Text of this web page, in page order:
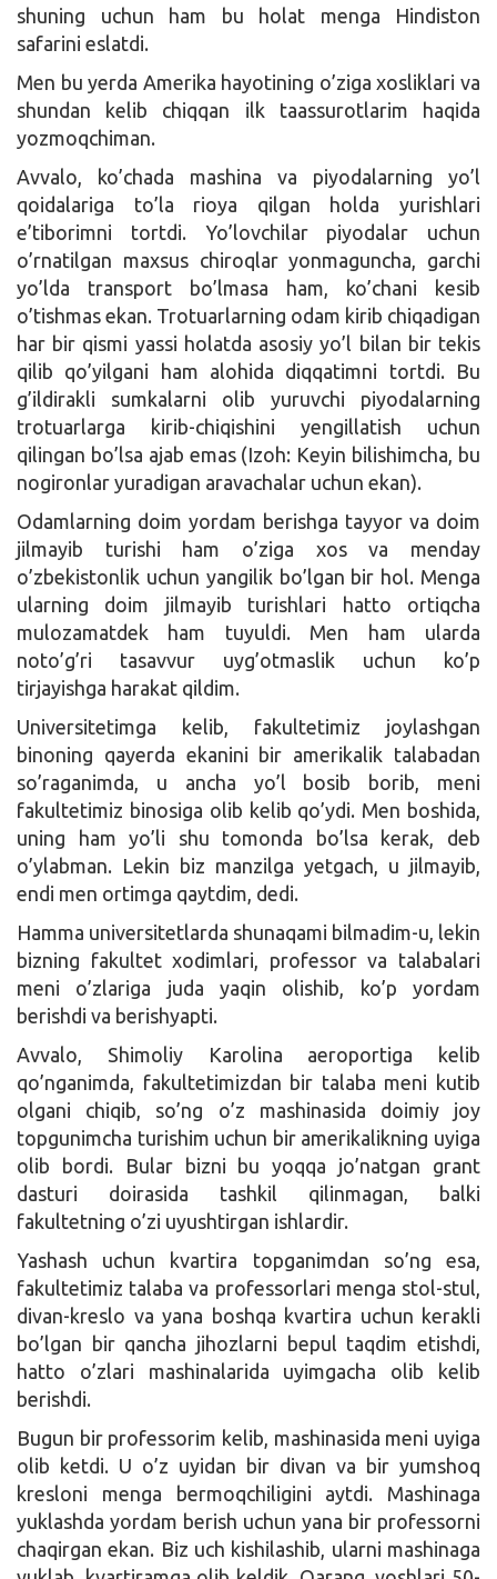
shuning uchun ham bu holat menga Hindiston
safarini eslatdi.
Men bu yerda Amerika hayotining o’ziga xosliklari va
shundan kelib chiqqan ilk taassurotlarim haqida
yozmoqchiman.
Avvalo, ko’chada mashina va piyodalarning yo’l
qoidalariga to’la rioya qilgan holda yurishlari
e’tiborimni tortdi. Yo’lovchilar piyodalar uchun
o’rnatilgan maxsus chiroqlar yonmaguncha, garchi
yo’lda transport bo’lmasa ham, ko’chani kesib
o’tishmas ekan. Trotuarlarning odam kirib chiqadigan
har bir qismi yassi holatda asosiy yo’l bilan bir tekis
qilib qo’yilgani ham alohida diqqatimni tortdi. Bu
g’ildirakli sumkalarni olib yuruvchi piyodalarning
trotuarlarga kirib-chiqishini yengillatish uchun
qilingan bo’lsa ajab emas (Izoh: Keyin bilishimcha, bu
nogironlar yuradigan aravachalar uchun ekan).
Odamlarning doim yordam berishga tayyor va doim
jilmayib turishi ham o’ziga xos va menday
o’zbekistonlik uchun yangilik bo’lgan bir hol. Menga
ularning doim jilmayib turishlari hatto ortiqcha
mulozamatdek ham tuyuldi. Men ham ularda
noto’g’ri tasavvur uyg’otmaslik uchun ko’p
tirjayishga harakat qildim.
Universitetimga kelib, fakultetimiz joylashgan
binoning qayerda ekanini bir amerikalik talabadan
so’raganimda, u ancha yo’l bosib borib, meni
fakultetimiz binosiga olib kelib qo’ydi. Men boshida,
uning ham yo’li shu tomonda bo’lsa kerak, deb
o’ylabman. Lekin biz manzilga yetgach, u jilmayib,
endi men ortimga qaytdim, dedi.
Hamma universitetlarda shunaqami bilmadim-u, lekin
bizning fakultet xodimlari, professor va talabalari
meni o’zlariga juda yaqin olishib, ko’p yordam
berishdi va berishyapti.
Avvalo, Shimoliy Karolina aeroportiga kelib
qo’nganimda, fakultetimizdan bir talaba meni kutib
olgani chiqib, so’ng o’z mashinasida doimiy joy
topgunimcha turishim uchun bir amerikalikning uyiga
olib bordi. Bular bizni bu yoqqa jo’natgan grant
dasturi doirasida tashkil qilinmagan, balki
fakultetning o’zi uyushtirgan ishlardir.
Yashash uchun kvartira topganimdan so’ng esa,
fakultetimiz talaba va professorlari menga stol-stul,
divan-kreslo va yana boshqa kvartira uchun kerakli
bo’lgan bir qancha jihozlarni bepul taqdim etishdi,
hatto o’zlari mashinalarida uyimgacha olib kelib
berishdi.
Bugun bir professorim kelib, mashinasida meni uyiga
olib ketdi. U o’z uyidan bir divan va bir yumshoq
kresloni menga bermoqchiligini aytdi. Mashinaga
yuklashda yordam berish uchun yana bir professorni
chaqirgan ekan. Biz uch kishilashib, ularni mashinaga